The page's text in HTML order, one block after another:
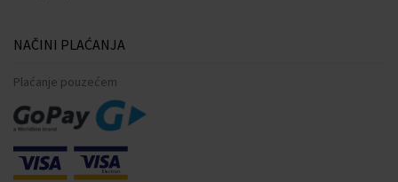
NAČINI PLAĆANJA
Plaćanje pouzećem